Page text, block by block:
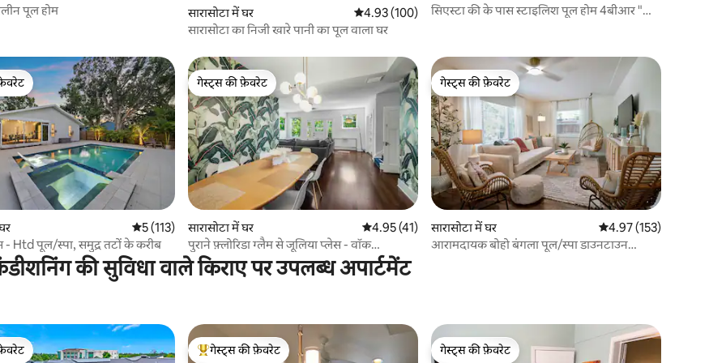
पूल होम
सारासोटा में घर औसत रेटिंग 5 में से 4.93, 100 समीक्षाएँ
4.93 (100)
सारासोटा का निजी खारे पानी का पूल वाला घर
सिएस्टा की के पास स्टाइलिश पूल होम 4बीआर "पाम
औसत रेटिंग 5 में से 5, 113 समीक्षाएँ
5 (113)
- Htd पूल/स्पा, समुद्र तटों के करीब
गेस्ट्स की फ़ेवरेट
गेस्ट्स की फ़ेवरेट
सारासोटा में घर औसत रेटिंग 5 में से 4.95, 41 समीक्षाएँ
4.95 (41)
पुराने फ़्लोरिडा ग्लैम से जूलिया प्लेस - वॉक
डाउनटाउन!
गेस्ट्स की फ़ेवरेट
गेस्ट्स की फ़ेवरेट
सारासोटा में घर औसत रेटिंग 5 में से 4.97,
4.97 (153)
आरामदायक बोहो बंगला पूल/स्पा डाउनटाउन
की सुविधा वाले किराए पर उपलब्ध अपार्टमेंट
गेस्ट्स का टॉप फ़ेवरेट
गेस्ट्स की फ़ेवरेट
गेस्ट्स की फ़ेवरेट
गेस्ट्स की फ़ेवरेट